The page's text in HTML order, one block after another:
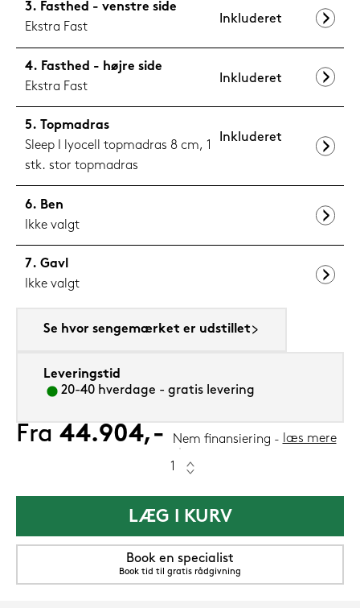
Fasthed - venstre side
Ekstra Fast
Inkluderet
Fasthed - højre side
Ekstra Fast
Inkluderet
Topmadras
Sleep I lyocell topmadras 8 cm, 1
stk. stor topmadras
Inkluderet
Ben
Ikke valgt
Gavl
Ikke valgt
Se hvor sengemærket er udstillet
Leveringstid
20-40 hverdage - gratis levering
Fra 44.904,- Nem finansiering læs mere
LÆG I KURV
Book en specialist
Book tid til gratis rådgivning